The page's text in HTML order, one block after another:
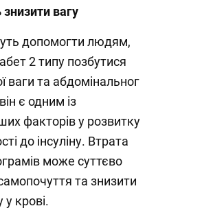
вагу
допомогти людям,
2 типу позбутися
ваги та абдомінальног
є одним із
факторів у розвитку
до інсуліну. Втрата
може суттєво
та знизити
у крові.